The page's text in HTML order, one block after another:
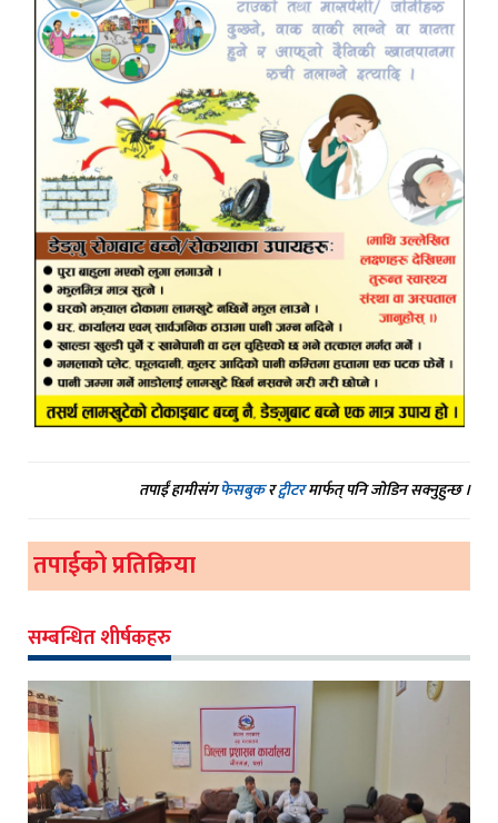
तपाईं हामीसंगफेसबुकरट्वीटरमार्फत् पनि जोडिन सक्नुहुन्छ ।
तपाईको प्रतिक्रिया
सम्बन्धित शीर्षकहरु